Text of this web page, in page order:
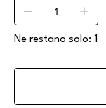
Ne restano solo: 1